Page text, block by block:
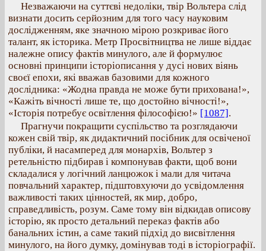
Незважаючи на суттєві недоліки, твір Вольтера слід
визнати досить серйозним для того часу науковим
дослідженням, яке значною мірою розкриває його
талант, як історика. Метр Просвітництва не лише віддає
належне опису фактів минулого, але й формулює
основні принципи історіописання у дусі нових віянь
своєї епохи, які вважав базовими для кожного
дослідника: «Жодна правда не може бути прихована!»,
«Кажіть вічності лише те, що достойно вічності!»,
«Історія потребує освітлення філософією!» [1087].
Прагнучи покращити суспільство та розглядаючи
кожен свій твір, як дидактичний посібник для освіченої
публіки, й насамперед для монархів, Вольтер з
ретельністю підбирав і компонував факти, щоб вони
складалися у логічний ланцюжок і мали для читача
повчальний характер, підштовхуючи до усвідомлення
важливості таких цінностей, як мир, добро,
справедливість, розум. Саме тому він відкидав описову
історію, як просто детальний переказ фактів або
банальних істин, а саме такий підхід до висвітлення
минулого, на його думку, домінував тоді в історіографії.